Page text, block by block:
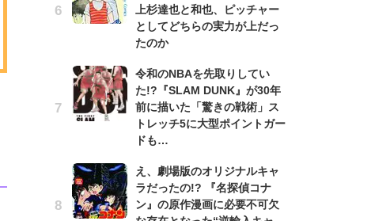
上杉達也と和也、ピッチャー
としてどちらの実力が上だっ
たのか
令和のNBAを先取りしてい
た!?『SLAM DUNK』が30年
前に描いた「驚きの戦術」ス
トレッチ5に大型ポイントガー
ドも…
え、劇場版のオリジナルキャ
ラだったの!? 『名探偵コナ
ン』の原作漫画に必要不可欠